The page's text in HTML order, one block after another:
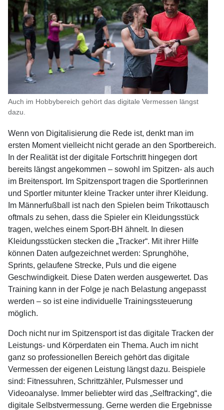
Auch im Hobbybereich gehört das digitale Vermessen längst
dazu.
Wenn von Digitalisierung die Rede ist, denkt man im
ersten Moment vielleicht nicht gerade an den Sportbereich.
In der Realität ist der digitale Fortschritt hingegen dort
bereits längst angekommen – sowohl im Spitzen- als auch
im Breitensport. Im Spitzensport tragen die Sportlerinnen
und Sportler mitunter kleine Tracker unter ihrer Kleidung.
Im Männerfußball ist nach den Spielen beim Trikottausch
oftmals zu sehen, dass die Spieler ein Kleidungsstück
tragen, welches einem Sport-BH ähnelt. In diesen
Kleidungsstücken stecken die „Tracker“. Mit ihrer Hilfe
können Daten aufgezeichnet werden: Sprunghöhe,
Sprints, gelaufene Strecke, Puls und die eigene
Geschwindigkeit. Diese Daten werden ausgewertet. Das
Training kann in der Folge je nach Belastung angepasst
werden – so ist eine individuelle Trainingssteuerung
möglich.
Doch nicht nur im Spitzensport ist das digitale Tracken der
Leistungs- und Körperdaten ein Thema. Auch im nicht
ganz so professionellen Bereich gehört das digitale
Vermessen der eigenen Leistung längst dazu. Beispiele
sind: Fitnessuhren, Schrittzähler, Pulsmesser und
Videoanalyse. Immer beliebter wird das „Selftracking“, die
digitale Selbstvermessung. Gerne werden die Ergebnisse